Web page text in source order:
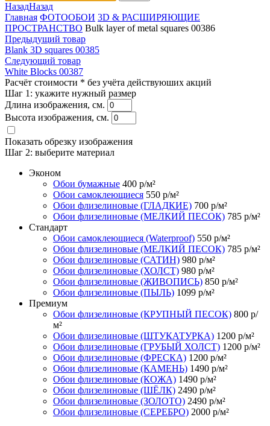
НазадНазад
Главная ФОТООБОИ 3D & РАСШИРЯЮЩИЕ
ПРОСТРАНСТВО Bulk layer of metal squares 00386
Предыдущий товар
Blank 3D squares 00385
Следующий товар
White Blocks 00387
Расчёт стоимости * без учёта действуюших акций
Шаг 1: укажите нужный размер
Длина изображения, см.
Высота изображения, см.
Показать обрезку изображения
Шаг 2: выберите материал
Эконом
Обои бумажные 400 р/м²
Обои самоклеющиеся 550 р/м²
Обои флизелиновые (ГЛАДКИЕ) 700 р/м²
Обои флизелиновые (МЕЛКИЙ ПЕСОК) 785 р/м²
Стандарт
Обои самоклеющиеся (Waterproof) 550 р/м²
Обои флизелиновые (МЕЛКИЙ ПЕСОК) 785 р/м²
Обои флизелиновые (САТИН) 980 р/м²
Обои флизелиновые (ХОЛСТ) 980 р/м²
Обои флизелиновые (ЖИВОПИСЬ) 850 р/м²
Обои флизелиновые (ПЫЛЬ) 1099 р/м²
Премиум
Обои флизелиновые (КРУПНЫЙ ПЕСОК) 800 р/
м²
Обои флизелиновые (ШТУКАТУРКА) 1200 р/м²
Обои флизелиновые (ГРУБЫЙ ХОЛСТ) 1200 р/м²
Обои флизелиновые (ФРЕСКА) 1200 р/м²
Обои флизелиновые (КАМЕНЬ) 1490 р/м²
Обои флизелиновые (КОЖА) 1490 р/м²
Обои флизелиновые (ШЁЛК) 2490 р/м²
Обои флизелиновые (ЗОЛОТО) 2490 р/м²
Обои флизелиновые (СЕРЕБРО) 2000 р/м²